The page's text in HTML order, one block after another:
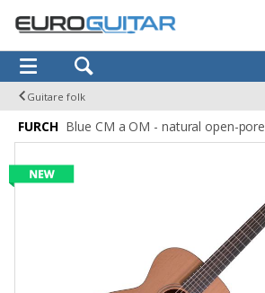
Guitare folk
FURCH Blue CM a OM - natural open-pore